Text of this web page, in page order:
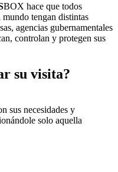
BOX hace que todos
tengan distintas
agencias gubernamentales
controlan y protegen sus
su visita?
sus necesidades y
solo aquella